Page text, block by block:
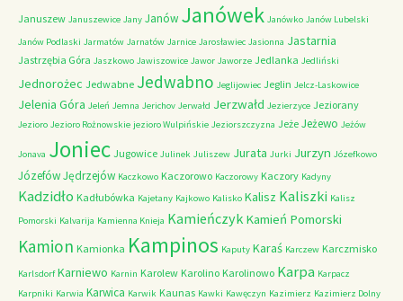
Januszew Januszewice Jany Janów Janówek Janówko Janów Lubelski
Janów Podlaski Jarmatów Jarnatów Jarnice Jarosławiec Jasionna Jastarnia
Jastrzębia Góra Jaszkowo Jawiszowice Jawor Jaworze Jedlanka Jedliński
Jednorożec Jedwabne Jedwabno Jeglijowiec Jeglin Jelcz-Laskowice
Jelenia Góra Jeleń Jemna Jerichov Jerwałd Jerzwałd Jezierzyce Jeziorany
Jezioro Jezioro Rożnowskie jezioro Wulpińskie Jeziorszczyzna Jeże Jeżewo Jeżów
Jonava Joniec Jugowice Julinek Juliszew Jurata Jurki Jurzyn Józefkowo
JózefówJędrzejów Kaczkowo Kaczorowo Kaczorowy Kaczory Kadyny
Kadzidło Kadłubówka Kajetany Kajkowo Kalisko Kalisz Kaliszki Kalisz
Pomorski Kalvarija Kamienna Knieja Kamieńczyk Kamień Pomorski
Kamion Kamionka Kampinos Kaputy Karaś Karczew Karczmisko
Karlsdorf Karniewo Karnin Karolew Karolino Karolinowo Karpa Karpacz
Karpniki Karwia Karwica Karwik Kaunas Kawki Kawęczyn Kazimierz Kazimierz Dolny